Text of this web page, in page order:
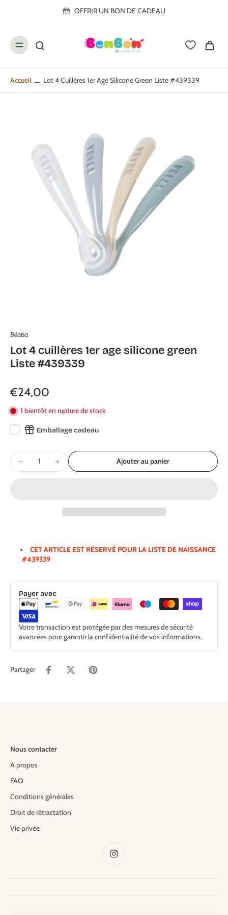
OFFRIR UN BON DE CADEAU
Accueil Lot 4 Cuillères 1er Age Silicone Green Liste #439339
Béaba
Lot 4 cuillères 1er age silicone green
Liste #439339
€24,00
1 bientôt en rupture de stock
Emballage cadeau
Ajouter au panier
CET ARTICLE EST RÉSERVÉ POUR LA LISTE DE NAISSANCE
#439339
Payer avec
Votre transaction est protégée par des mesures de sécurité
avancées pour garantir la confidentialité de vos informations.
Partager
Nous contacter
A propos
FAQ
Conditions générales
Droit de rétractation
Vie privée